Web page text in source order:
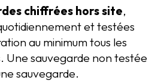
chiffrées hors site,
et testées
au minimum tous les
Une sauvegarde non testée
sauvegarde.